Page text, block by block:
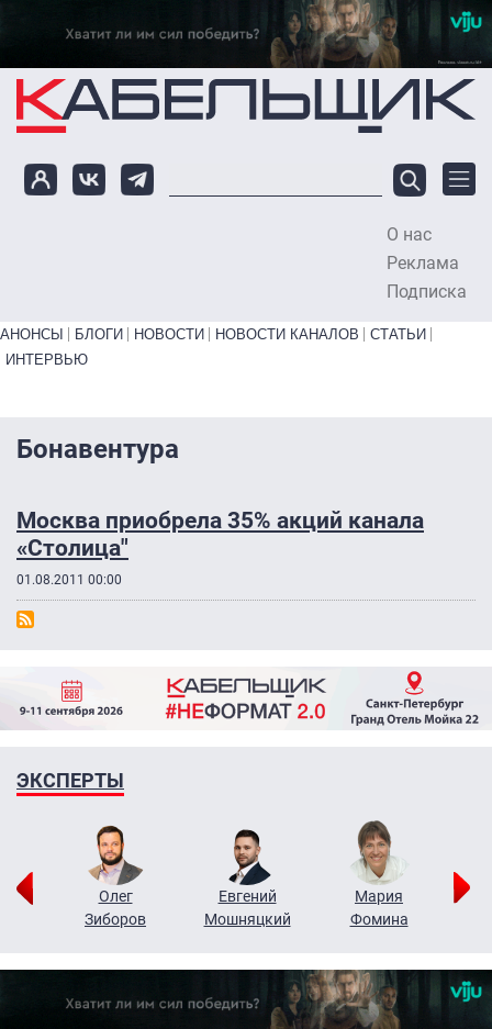
Перейти к основному содержанию
О нас
Реклама
Подписка
Primary links bottom
АНОНСЫ БЛОГИ НОВОСТИ НОВОСТИ КАНАЛОВ
СТАТЬИ
ИНТЕРВЬЮ
Бонавентура
Москва приобрела 35% акций канала
«Столица"
01.08.2011 00:00
ЭКСПЕРТЫ
Олег
Зиборов
Евгений
Мошняцкий
Мария
Фомина